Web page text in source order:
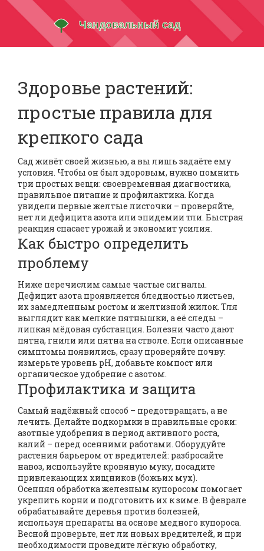
Здоровье растений:
простые правила для
крепкого сада
Сад живёт своей жизнью, а вы лишь задаёте ему
условия. Чтобы он был здоровым, нужно помнить
три простых вещи: своевременная диагностика,
правильное питание и профилактика. Когда
увидели первые желтые листочки – проверяйте,
нет ли дефицита азота или эпидемии тли. Быстрая
реакция спасает урожай и экономит усилия.
Как быстро определить
проблему
Ниже перечислим самые частые сигналы.
Дефицит азота проявляется бледностью листьев,
их замедленным ростом и желтизной жилок. Тля
выглядит как мелкие пятнышки, а её следы –
липкая мёдовая субстанция. Болезни часто дают
пятна, гнили или пятна на стволе. Если описанные
симптомы появились, сразу проверяйте почву:
измерьте уровень pH, добавьте компост или
органическое удобрение с азотом.
Профилактика и защита
Самый надёжный способ – предотвращать, а не
лечить. Делайте подкормки в правильные сроки:
азотные удобрения в период активного роста,
калий – перед осенними работами. Оборудуйте
растения барьером от вредителей: разбросайте
навоз, используйте кровяную муку, посадите
привлекающих хищников (божьих мух).
Осенняя обработка железным купоросом помогает
укрепить корни и подготовить их к зиме. В феврале
обрабатывайте деревья против болезней,
используя препараты на основе медного купороса.
Весной проверьте, нет ли новых вредителей, и при
необходимости проведите лёгкую обработку,